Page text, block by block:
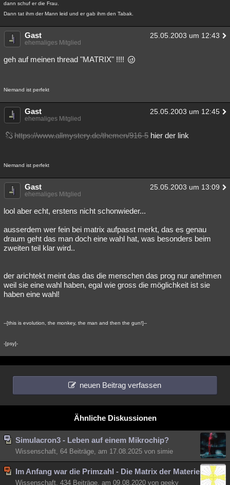
dann schuf er die Frau.
Dann tat ihm der Mann leid und er gab ihm den Tabak.
Gast 25.05.2003 um 12:43
ehemaliges Mitglied
geh auf meinen thread "MATRIX" !!!!
Niemand ist perfekt
Gast 25.05.2003 um 12:45
ehemaliges Mitglied
https://www.allmystery.de/themen/916-5 hier der link
Niemand ist perfekt
Gast 25.05.2003 um 13:09
ehemaliges Mitglied
lool aber echt, erstens nicht schonwieder...
ausserdem wer fein bei matrix aufpasst merkt, das es genau
draum geht das man doch eine wahl hat, was besonders beim
zweiten teil klar wird..
der arichtekt meint das das die menschen das prog nur anehmen
weil sie eine wahl haben, egal wie gross die möglichkeit ist sie
haben eine wahl!
--[this is evolution, the monkey, the man and then the gun!]--
-[psy]-
neuen Beitrag verfassen
Ähnliche Diskussionen
Simulacron3 - Leben auf einem Mikrochip?
Wissenschaft, 64 Beiträge, am 17.08.2025 von simie
Im Anfang war die Primzahl - Die Matrix der Materie
Wissenschaft, 434 Beiträge, am 09.08.2020 von geeky